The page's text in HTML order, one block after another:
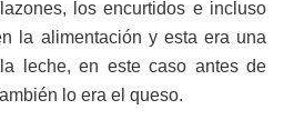
los encurtidos e incluso
la alimentación y esta era una
leche, en este caso antes de
lo era el queso.